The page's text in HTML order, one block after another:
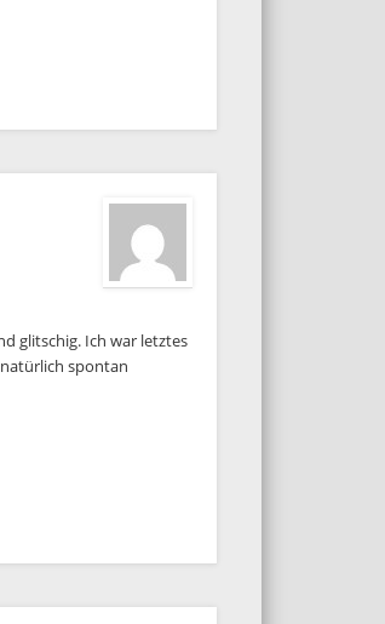
glitschig. Ich war letztes
spontan